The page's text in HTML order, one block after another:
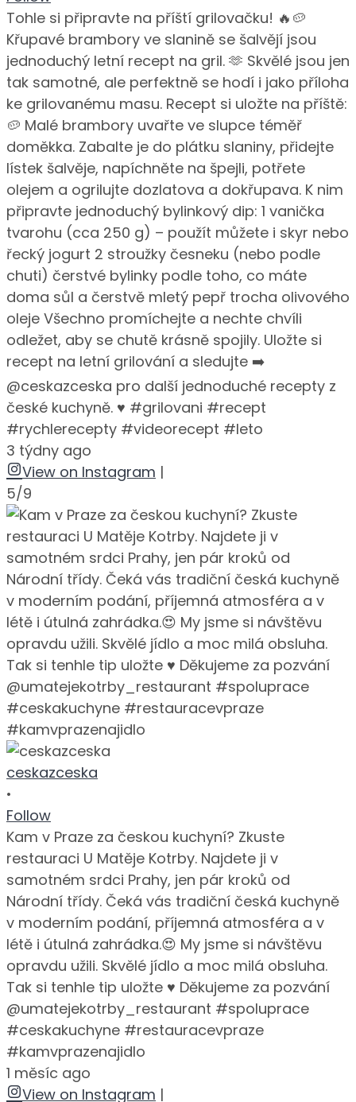
Tohle si připravte na příští grilovačku! 🔥🥔
Křupavé brambory ve slanině se šalvějí jsou
jednoduchý letní recept na gril. 🫶 Skvělé jsou jen
tak samotné, ale perfektně se hodí i jako příloha
ke grilovanému masu. Recept si uložte na příště:
🥔 Malé brambory uvařte ve slupce téměř
doměkka. Zabalte je do plátku slaniny, přidejte
lístek šalvěje, napíchněte na špejli, potřete
olejem a ogrilujte dozlatova a dokřupava. K nim
připravte jednoduchý bylinkový dip: 1 vanička
tvarohu (cca 250 g) – použít můžete i skyr nebo
řecký jogurt 2 stroužky česneku (nebo podle
chuti) čerstvé bylinky podle toho, co máte
doma sůl a čerstvě mletý pepř trocha olivového
oleje Všechno promíchejte a nechte chvíli
odležet, aby se chutě krásně spojily. Uložte si
recept na letní grilování a sledujte ➡️
@ceskazceska pro další jednoduché recepty z
české kuchyně. ♥️ #grilovani #recept
#rychlerecepty #videorecept #leto
3 týdny ago
View on Instagram |
5/9
ceskazceska
•
Follow
Kam v Praze za českou kuchyní? Zkuste
restauraci U Matěje Kotrby. Najdete ji v
samotném srdci Prahy, jen pár kroků od
Národní třídy. Čeká vás tradiční česká kuchyně
v moderním podání, příjemná atmosféra a v
létě i útulná zahrádka.😍 My jsme si návštěvu
opravdu užili. Skvělé jídlo a moc milá obsluha.
Tak si tenhle tip uložte ♥️ Děkujeme za pozvání
@umatejekotrby_restaurant #spoluprace
#ceskakuchyne #restauracevpraze
#kamvprazenajidlo
1 měsíc ago
View on Instagram |